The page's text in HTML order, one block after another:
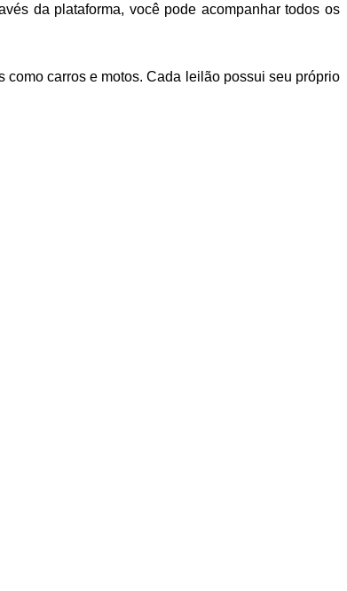
da plataforma, você pode acompanhar todos os
carros e motos. Cada leilão possui seu próprio